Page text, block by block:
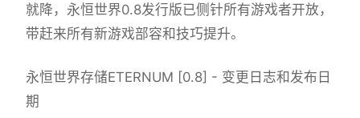
就降，永恒世界0.8发行版已侧针所有游戏者开放，
带赶来所有新游戏部容和技巧提升。
永恒世界存储ETERNUM [0.8] - 变更日志和发布日
期